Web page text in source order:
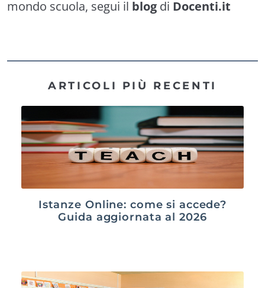
mondo scuola, segui il blog di Docenti.it
ARTICOLI PIÙ RECENTI
Istanze Online: come si accede?
Guida aggiornata al 2026